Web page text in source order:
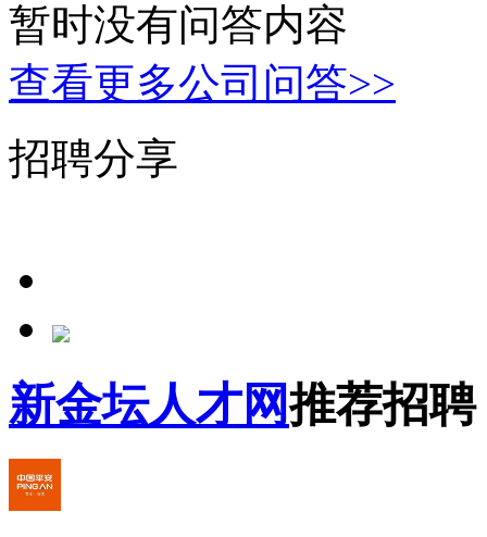
暂时没有问答内容
查看更多公司问答>>
招聘分享
新金坛人才网推荐招聘